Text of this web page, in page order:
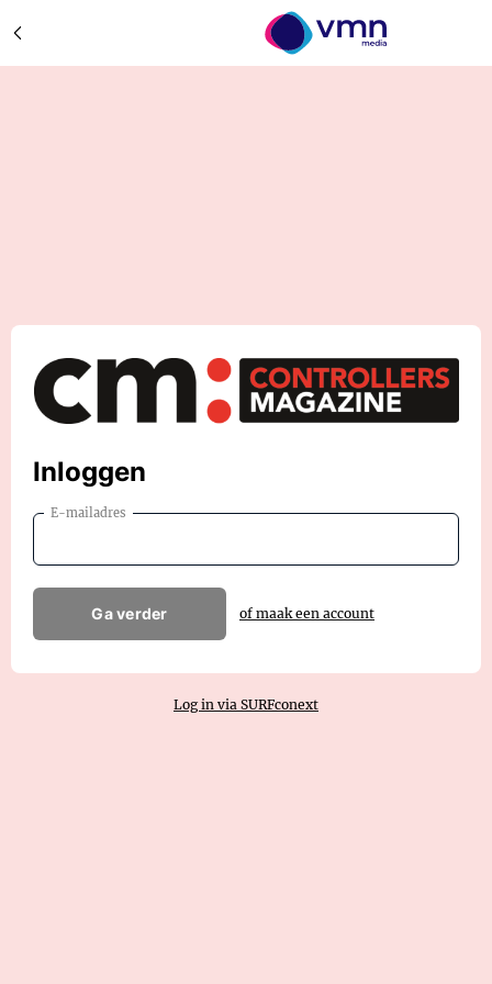
Inloggen
E-mailadres
Ga verder of maak een account
Log in via SURFconext